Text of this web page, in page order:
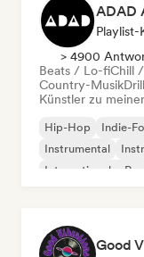
ADAD
Playlist-
> 4900
Beats / Lo-fiChill
Country-Musik
Künstler zu
Hip-Hop Indie-
Instrumental
Internationaler Rap
Good